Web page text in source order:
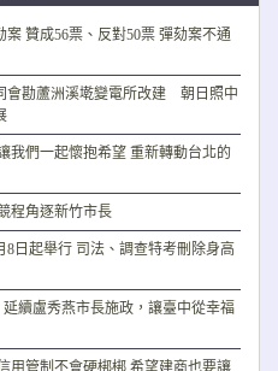
贊成56票、反對50票 彈劾案不通
會勘蘆洲溪墘變電所改建 朝日照中
我們一起懷抱希望 重新轉動台北的
程角逐新竹市長
8日起舉行 司法、調查特考刪除身高
續盧秀燕市長施政，讓臺中從幸福
用管制不會硬梆梆 希望建商也要讓